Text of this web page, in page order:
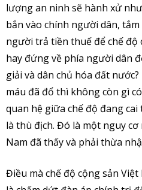
lượng an ninh sẽ hành xử
bắn vào chính người dân,
người trả tiền thuế để chế độ
hay đứng về phía người dân
giải và dân chủ hóa đất
máu đã đổ thì không còn gì
quan hệ giữa chế độ đang
là thù địch. Đó là một nguy cơ
Nam đã thấy và phải thừa
Điều mà chế độ cộng sản